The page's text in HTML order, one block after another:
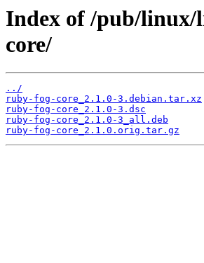
Index of /pub/
core/
../
ruby-fog-core_2.1.0-3.debian.tar.xz
ruby-fog-core_2.1.0-3.dsc
ruby-fog-core_2.1.0-3_all.deb
ruby-fog-core_2.1.0.orig.tar.gz